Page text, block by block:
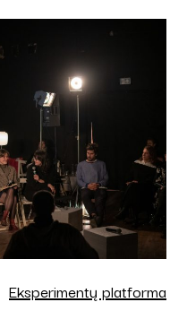
Eksperimentų platforma